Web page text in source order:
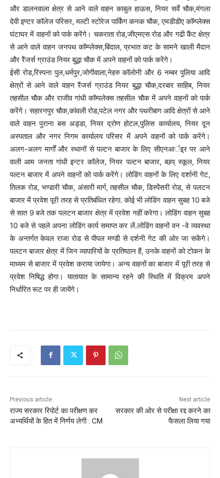
और डालनवाला क्षेत्र से आने वाले वाहन काबुल हाऊस, नियर सर्वे चौक,मंगला
देवी इण्टर कॉलेज परिसर, मल्टी स्टोरेज पार्किंग कनक चौक, एमडीडीए कॉम्प्लेक्स
घंटाघर में वाहनों को पार्क करेंगे। चकराता रोड,जीएमएस रोड और गढी कैंट क्षेत्र
से आने वाले वाहन जनपथ कॉम्प्लेक्स,बिंदाल, प्रभात कट के सामने खाली मैदान
और रैंजर्स ग्राउंड नियर बुद्धा चौक में अपने वाहनों को पार्क करेंगे।
ईसी रोड,रिस्पना पुल,धर्मपुर,जोगीवाला,नेहरु कॉलोनी और 6 नम्बर पुलिया आदि
क्षेत्रों से आने वाले वाहन रैंजर्स ग्राउंड नियर बुद्धा चौक,दरबार साहिब, नियर
तहसील चौक और राजीव गांधी कॉम्पलेक्स तहसील चौक में अपने वाहनों को पार्क
करेंगे। सहारनपुर चौक,कांवली रोड,पटेल नगर और पथरीबाग आदि क्षेत्रों से आने
वाले वाहन पुराना बस अड्डा, नियर द्रोण होटल,पुलिस कार्यालय, नियर दून
अस्पताल और नगर निगम कार्यालय परिसर में अपने वाहनों को पार्क करेंगे।
अलग-अलग मार्गों और स्थानों से पल्टन बाजार के लिए सीएनआर्इ्र पर आने
वाली आम जनता गांधी इन्टर कॉलेज, नियर पल्टन बाजार, ब्छप् स्कूल, नियर
पल्टन बाजार में अपने वाहनों को पार्क करेंगे। लोडिंग वाहनों के लिए दर्शानी गेट,
तिलक रोड, भण्डारी चौक, अंसारी मार्ग, तहसील चौक, डिस्पेंसरी रोड, से पलटन
बाजार में प्रवेश पूरी तरह से प्रतिबंधित रहेगा. कोई भी लोडिंग वाहन सुबह 10 बजे
से सात 9 बजे तक पलटन बाजार क्षेत्र में प्रवेश नहीं करेगा। लोडिंग वाहन सुबह
10 बजे से पहले अपना लोडिंग कार्य समाप्त कर लें.लोडिंग वाहनों वन -वे व्यवस्था
के अन्तर्गत केवल राजा रोड से पीपल मण्डी से दर्शनी गेट की ओर जा सकेंगे।
पलटन बाजार क्षेत्र में जिन व्यापारियों के प्रतिष्ठान हैं, उनके वाहनों को टोकन के
माध्यम से बाजार में प्रवेश कराया जायेगा। अन्य वाहनों का बाजार में पूरी तरह से
प्रवेश निषिद्ध होगा। यातायात के सामान्य रहने की स्थिति में विक्रम अपने
निर्धारित रूट पर ही जायेंगे।
Previous article
राज्य सरकार रिपोर्ट का परीक्षण कर
अभ्यर्थियों के हित में निर्णय लेगी : CM
Next article
सरकार की ओर से परीक्षा रद्द करने का
फैसला लिया गया